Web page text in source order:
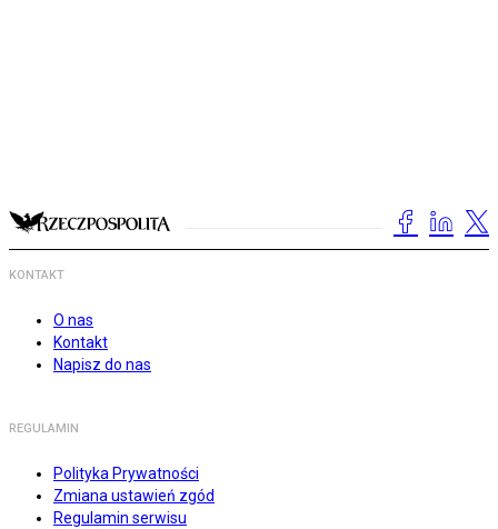
KONTAKT
O nas
Kontakt
Napisz do nas
REGULAMIN
Polityka Prywatności
Zmiana ustawień zgód
Regulamin serwisu